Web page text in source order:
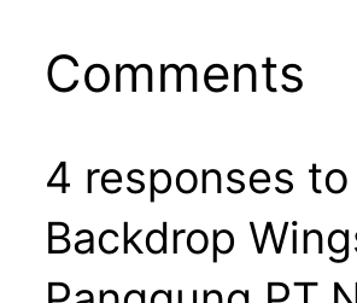
Comments
4 responses to
Backdrop